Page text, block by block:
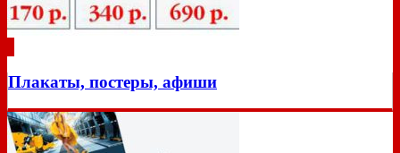
Плакаты, постеры, афиши